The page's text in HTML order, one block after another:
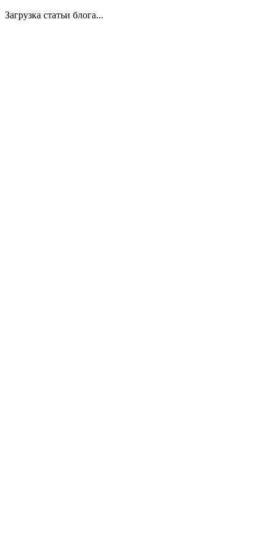
Загрузка статьи блога...